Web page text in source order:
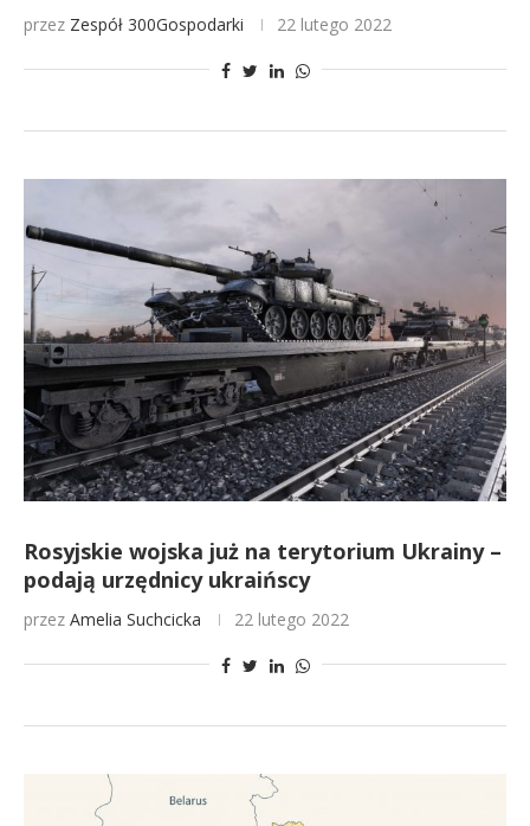
przez Zespół 300Gospodarki 22 lutego 2022
Rosyjskie wojska już na terytorium Ukrainy –
podają urzędnicy ukraińscy
przez Amelia Suchcicka 22 lutego 2022